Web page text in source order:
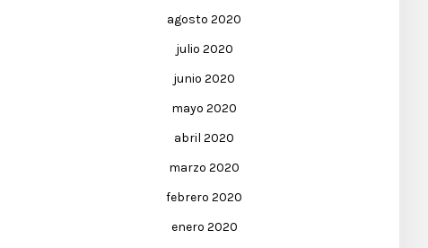
agosto 2020
julio 2020
junio 2020
mayo 2020
abril 2020
marzo 2020
febrero 2020
enero 2020